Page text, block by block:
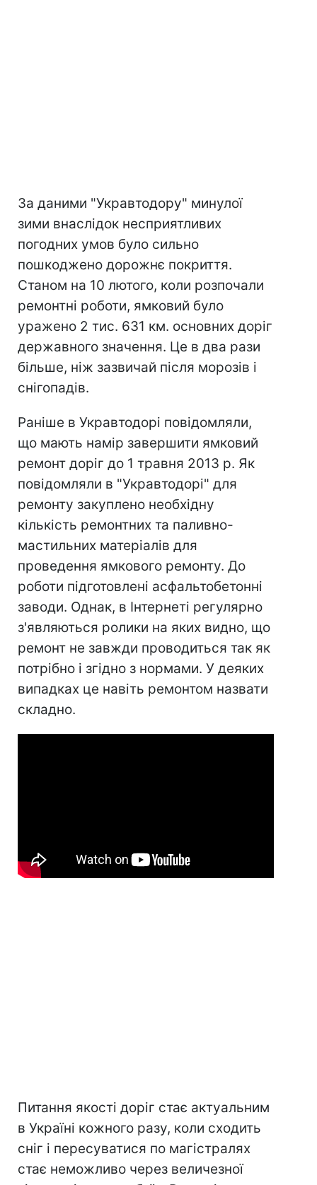
За даними "Укравтодору" минулої
зими внаслідок несприятливих
погодних умов було сильно
пошкоджено дорожнє покриття.
Станом на 10 лютого, коли розпочали
ремонтні роботи, ямковий було
уражено 2 тис. 631 км. основних доріг
державного значення. Це в два рази
більше, ніж зазвичай після морозів і
снігопадів.
Раніше в Укравтодорі повідомляли,
що мають намір завершити ямковий
ремонт доріг до 1 травня 2013 р. Як
повідомляли в "Укравтодорі" для
ремонту закуплено необхідну
кількість ремонтних та паливно-
мастильних матеріалів для
проведення ямкового ремонту. До
роботи підготовлені асфальтобетонні
заводи. Однак, в Інтернеті регулярно
з'являються ролики на яких видно, що
ремонт не завжди проводиться так як
потрібно і згідно з нормами. У деяких
випадках це навіть ремонтом назвати
складно.
Питання якості доріг стає актуальним
в Україні кожного разу, коли сходить
сніг і пересуватися по магістралях
стає неможливо через величезної